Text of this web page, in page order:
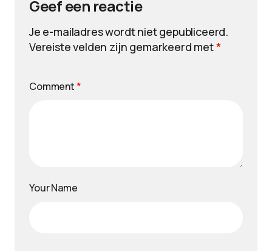
Geef een reactie
Je e-mailadres wordt niet gepubliceerd.
Vereiste velden zijn gemarkeerd met*
Comment *
Your Name